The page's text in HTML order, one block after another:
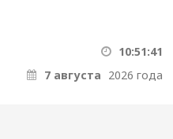
10:51:42
7 августа 2026 года